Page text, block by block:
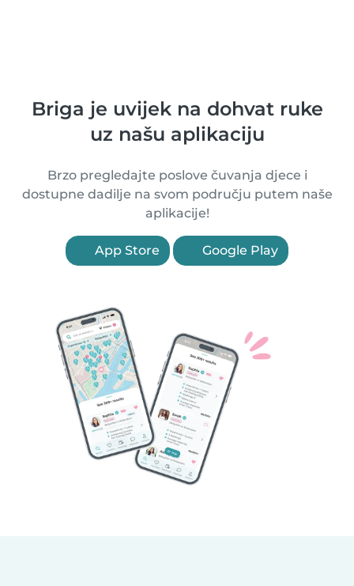
Briga je uvijek na dohvat ruke
uz našu aplikaciju
Brzo pregledajte poslove čuvanja djece i
dostupne dadilje na svom području putem naše
aplikacije!
App Store Google Play